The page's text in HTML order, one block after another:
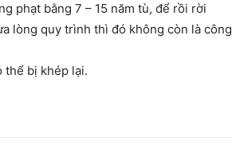
phạt bằng 7 – 15 năm tù, để rồi rời
lòng quy trình thì đó không còn là công
thể bị khép lại.